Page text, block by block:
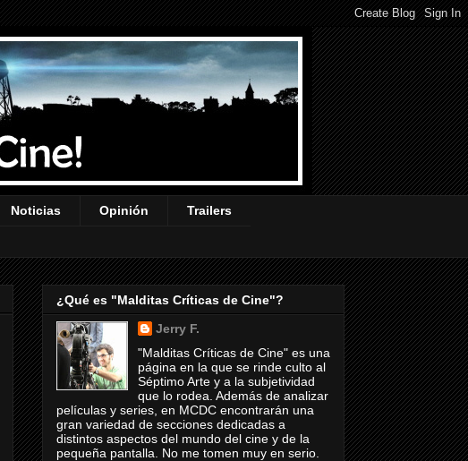
Noticias Opinión Trailers
¿Qué es "Malditas Críticas de Cine"?
Jerry F.
"Malditas Críticas de Cine" es una
página en la que se rinde culto al
Séptimo Arte y a la subjetividad
que lo rodea. Además de analizar
películas y series, en MCDC encontrarán una
gran variedad de secciones dedicadas a
distintos aspectos del mundo del cine y de la
pequeña pantalla. No me tomen muy en serio.